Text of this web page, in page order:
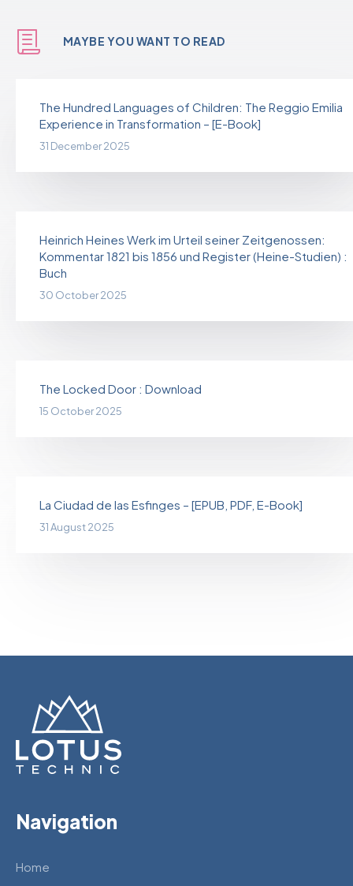
MAYBE YOU WANT TO READ
The Hundred Languages of Children: The Reggio Emilia
Experience in Transformation – [E-Book]
31 December 2025
Heinrich Heines Werk im Urteil seiner Zeitgenossen:
Kommentar 1821 bis 1856 und Register (Heine-Studien) :
Buch
30 October 2025
The Locked Door : Download
15 October 2025
La Ciudad de las Esfinges – [EPUB, PDF, E-Book]
31 August 2025
Navigation
Home